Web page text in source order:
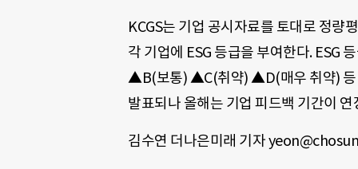
KCGS는 기업 공시자료를 토대로 정량
각 기업에 ESG 등급을 부여한다.
▲B(보통) ▲C(취약) ▲D(매우 취약) 등
발표되나 올해는 기업 피드백 기간이
김수연 더나은미래 기자